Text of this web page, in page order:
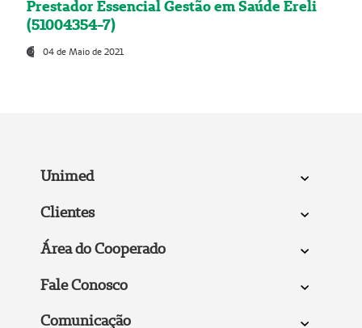
Prestador Essencial Gestão em Saúde Ereli
(51004354-7)
04 de Maio de 2021
Unimed
Clientes
Área do Cooperado
Fale Conosco
Comunicação